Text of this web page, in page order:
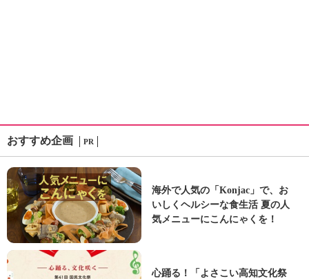
おすすめ企画 PR
海外で人気の「Konjac」で、お
いしくヘルシーな食生活 夏の人
気メニューにこんにゃくを！
心踊る！「よさこい高知文化祭